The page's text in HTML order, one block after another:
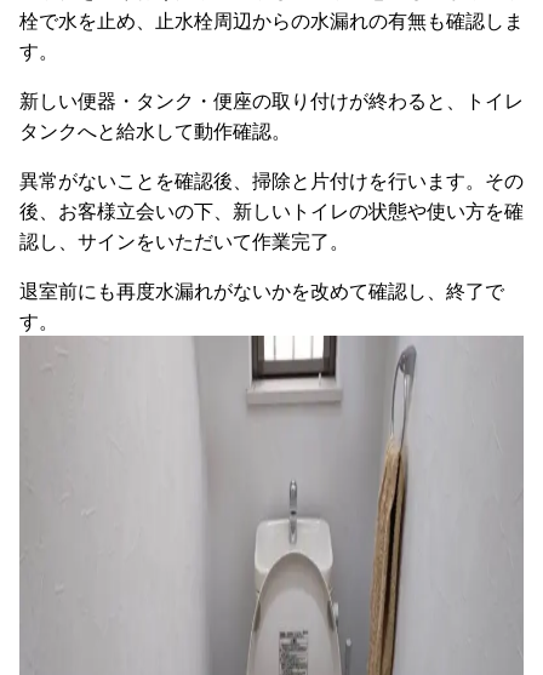
栓で水を止め、止水栓周辺からの水漏れの有無も確認しま
す。
新しい便器・タンク・便座の取り付けが終わると、トイレ
タンクへと給水して動作確認。
異常がないことを確認後、掃除と片付けを行います。その
後、お客様立会いの下、新しいトイレの状態や使い方を確
認し、サインをいただいて作業完了。
退室前にも再度水漏れがないかを改めて確認し、終了で
す。